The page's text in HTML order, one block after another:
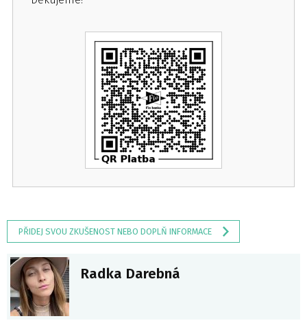
PŘIDEJ SVOU ZKUŠENOST NEBO DOPLŇ INFORMACE
Radka Darebná